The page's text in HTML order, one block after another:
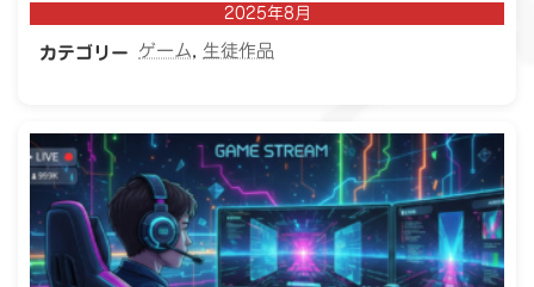
2025年8月
カテゴリー ゲーム 生徒作品